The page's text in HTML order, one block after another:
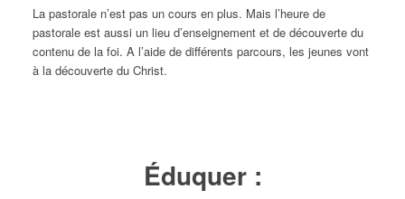
La pastorale n’est pas un cours en plus. Mais l’heure de
pastorale est aussi un lieu d’enseignement et de découverte du
contenu de la foi. A l’aide de différents parcours, les jeunes vont
à la découverte du Christ.
Éduquer :